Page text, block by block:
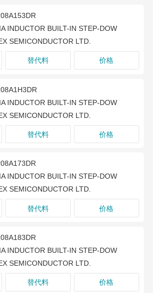
INDUCTOR BUILT-IN STEP-DOW
SEMICONDUCTOR LTD.
替代料 价格
INDUCTOR BUILT-IN STEP-DOW
SEMICONDUCTOR LTD.
替代料 价格
INDUCTOR BUILT-IN STEP-DOW
SEMICONDUCTOR LTD.
替代料 价格
INDUCTOR BUILT-IN STEP-DOW
SEMICONDUCTOR LTD.
替代料 价格